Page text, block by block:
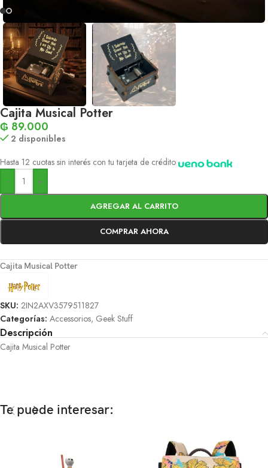
Cajita Musical Potter
₲ 89.000
2 disponibles
Hasta 12 cuotas sin interés con tu tarjeta de crédito
-
+
AGREGAR AL CARRITO
COMPRAR AHORA
Cajita Musical Potter
SKU: 2IN2AXV3579511827
Categorías: Accessorios, Geek Stuff
Descripción
Cajita Musical Potter
Te puede interesar: